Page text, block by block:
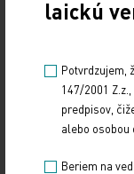
ČLÁNKY V
laickú
Potvrdzujem,
147/2001
predpisov,
alebo osobou
Beriem na